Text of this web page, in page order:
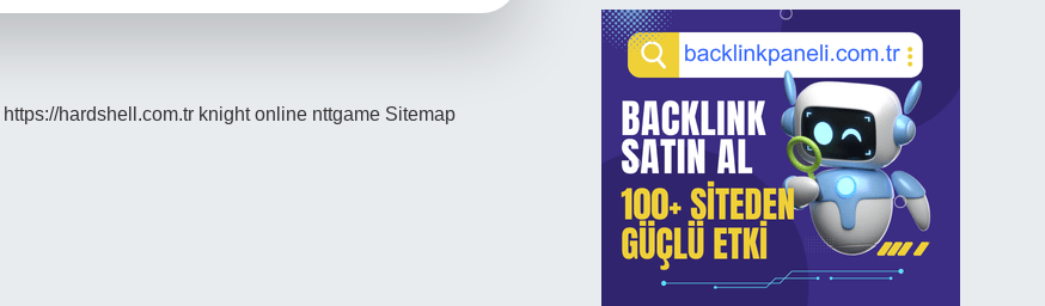
https://hardshell.com.tr knight online nttgame Sitemap